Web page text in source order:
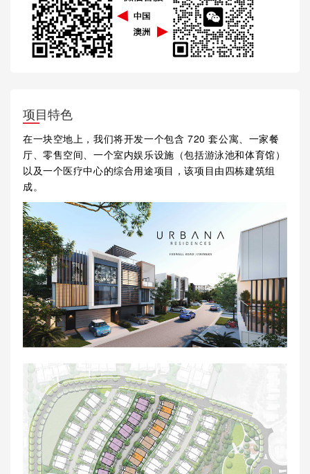
项目特色
在一块空地上，我们将开发一个包含 720 套公寓、一家餐
厅、零售空间、一个室内娱乐设施（包括游泳池和体育馆）
以及一个医疗中心的综合用途项目，该项目由四栋建筑组
成。